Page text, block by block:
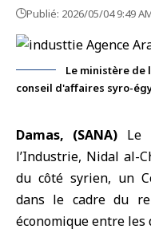
Publié: 2026/05/04 9:49
Le ministère de
conseil d'affaires syro-
Damas, (SANA) Le
l’Industrie, Nidal al-
du côté syrien, un
dans le cadre du
économique entre les